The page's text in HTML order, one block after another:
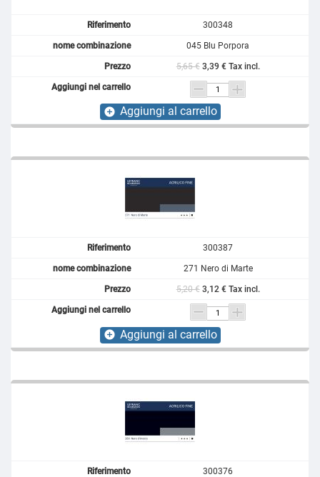
300348
045 Blu Porpora
5,65 € 3,39 € Tax incl.
add_circle Aggiungi al carrello
300387
271 Nero di Marte
5,20 € 3,12 € Tax incl.
add_circle Aggiungi al carrello
300376